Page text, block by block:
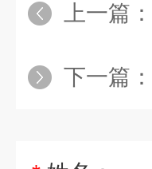
上一篇：
下一篇：